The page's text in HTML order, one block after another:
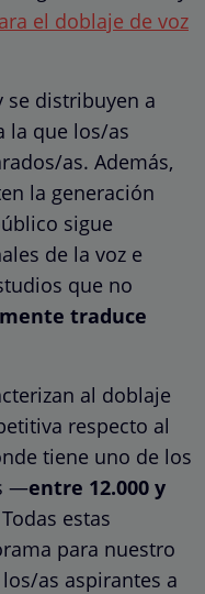
el doblaje de voz
se distribuyen a
la que los/as
as. Además,
la generación
sigue
de la voz e
que no
traduce
al doblaje
respecto al
tiene uno de los
—entre 12.000 y
estas
para nuestro
as aspirantes a